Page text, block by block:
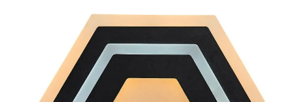
Candelabre
Corpuri de iluminat pentru baie